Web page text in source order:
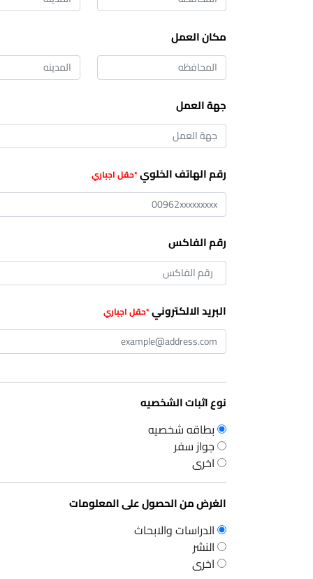
مكان العمل
جهة العمل
رقم الهاتف الخلوي
رقم الفاكس
البريد الالكتروني
نوع اثبات الشخصيه
بطاقه شخصيه
جواز سفر
اخرى
الغرض من الحصول على المعلومات
الدراسات والابحاث
النشر
اخرى